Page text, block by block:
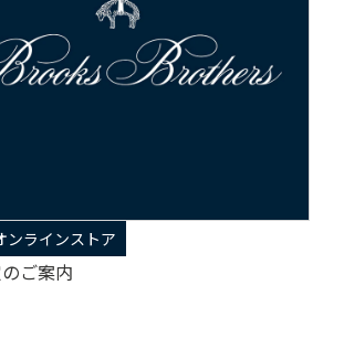
ンラインストア
ご案内